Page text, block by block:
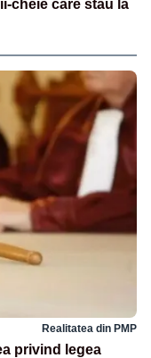
cheie care stau la
Realitatea din PMP
privind legea